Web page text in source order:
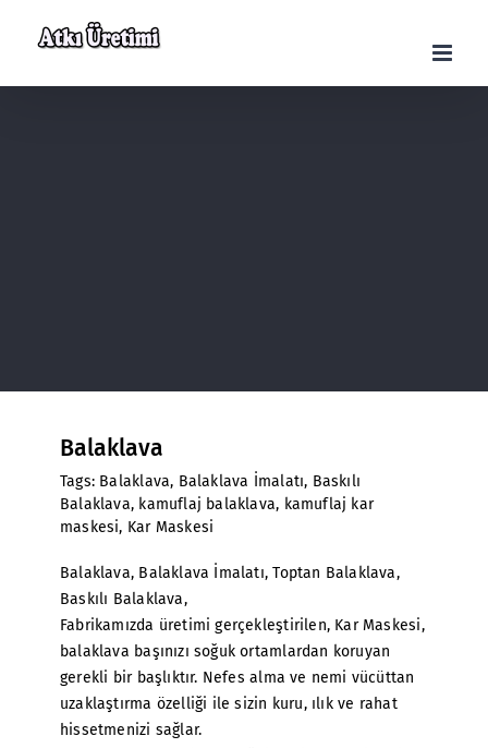
Balaklava
Tags: Balaklava, Balaklava İmalatı, Baskılı
Balaklava, kamuflaj balaklava, kamuflaj kar
maskesi, Kar Maskesi
Balaklava, Balaklava İmalatı, Toptan Balaklava,
Baskılı Balaklava,
Fabrikamızda üretimi gerçekleştirilen, Kar Maskesi,
balaklava başınızı soğuk ortamlardan koruyan
gerekli bir başlıktır. Nefes alma ve nemi vücüttan
uzaklaştırma özelliği ile sizin kuru, ılık ve rahat
hissetmenizi sağlar.